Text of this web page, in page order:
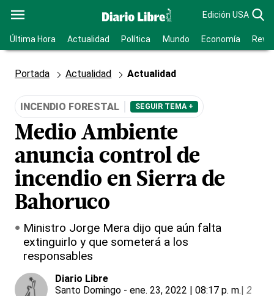
Edición USA
Última Hora Actualidad Política Mundo Economía
Portada Actualidad Actualidad
INCENDIO FORESTAL SEGUIR TEMA +
Medio Ambiente
anuncia control de
incendio en Sierra de
Bahoruco
Ministro Jorge Mera dijo que aún falta
extinguirlo y que someterá a los
responsables
Diario Libre
Santo Domingo - ene. 23, 2022 | 08:17 p. m.| 2